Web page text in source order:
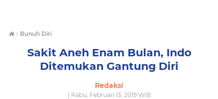
› Bunuh Diri
Sakit Aneh Enam Bulan, Indo
Ditemukan Gantung Diri
Redaksi
| Rabu, Februari 13, 2019 WIB